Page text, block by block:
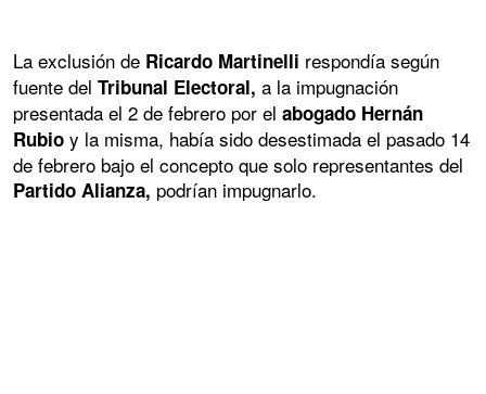
La exclusión de Ricardo Martinelli respondía según
fuente del Tribunal Electoral, a la impugnación
presentada el 2 de febrero por el abogado Hernán
Rubio y la misma, había sido desestimada el pasado 14
de febrero bajo el concepto que solo representantes del
Partido Alianza, podrían impugnarlo.